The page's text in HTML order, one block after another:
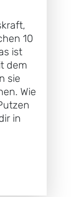
10
ist
dem
sie
Wie
in